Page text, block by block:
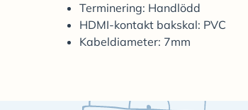
Terminering: Handlödd
HDMI-kontakt bakskal: PVC
Kabeldiameter: 7mm